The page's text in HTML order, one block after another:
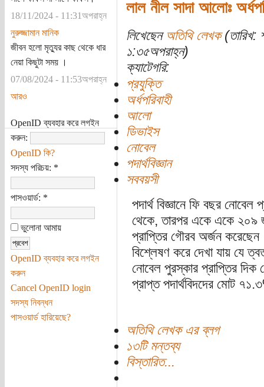
18/11/2024 - 11:31অপরাহ্ন
নুরুজ্জামান মানিক
জীবন হলো মৃত্যুর কাছ থেকে ধার
নেয়া কিছুটা সময় ।
07/08/2024 - 11:53অপরাহ্ন
আরও
OpenID ব্যবহার করে লগইন
করুন:
OpenID কি?
সদস্য পরিচয়: *
পাসওয়ার্ড: *
ভুলোনা আমায়
OpenID ব্যবহার করে লগইন
করুন
Cancel OpenID login
সদস্য নিবন্ধন
পাসওয়ার্ড হারিয়েছে?
লাল নীল সাদা আলোঃ
লিখেছেন অতিথি লেখক(তারিখ:
১:৩৫অপরাহ্ন)
ক্যাটেগরি:
প্রযুক্তি
অর্ধপরিবাহী
আলো
ডিভাইস
নোবেল
পদার্থবিজ্ঞান
সববয়সী
পদার্থ বিজ্ঞানে ফি বছর
থেকে, তারপর একে একে ২০৯ জন
প্রাপ্তির গৌরব অর্জন করেছেন
বিশ্লেষণ করে দেখা যায় যে
নোবেল পুরস্কার প্রাপ্তির
প্রাপ্ত পদার্থবিদদের মোট
অতিথি লেখক এর ব্লগ
১৩টি মন্তব্য
বিস্তারিত...